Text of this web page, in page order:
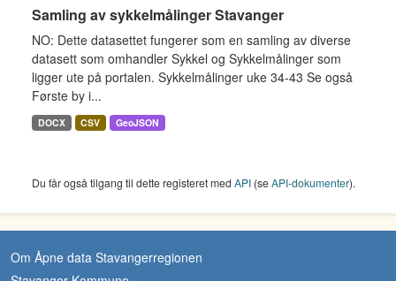
Samling av sykkelmålinger Stavanger
NO: Dette datasettet fungerer som en samling av diverse
datasett som omhandler Sykkel og Sykkelmålinger som
ligger ute på portalen. Sykkelmålinger uke 34-43 Se også
Første by i...
DOCX CSV GeoJSON
Du får også tilgang til dette registeret med API (seAPI-dokumenter).
Om Åpne data Stavangerregionen